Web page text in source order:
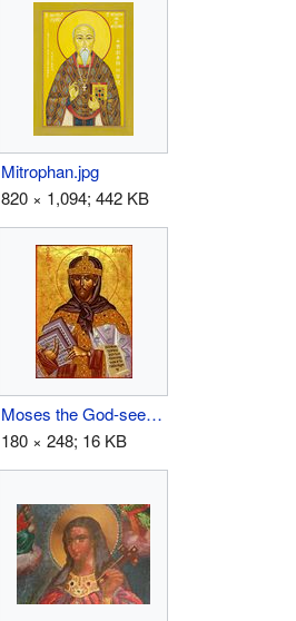
Mitrophan.jpg
820 × 1,094; 442 KB
Moses the God-seer.jpg
180 × 248; 16 KB